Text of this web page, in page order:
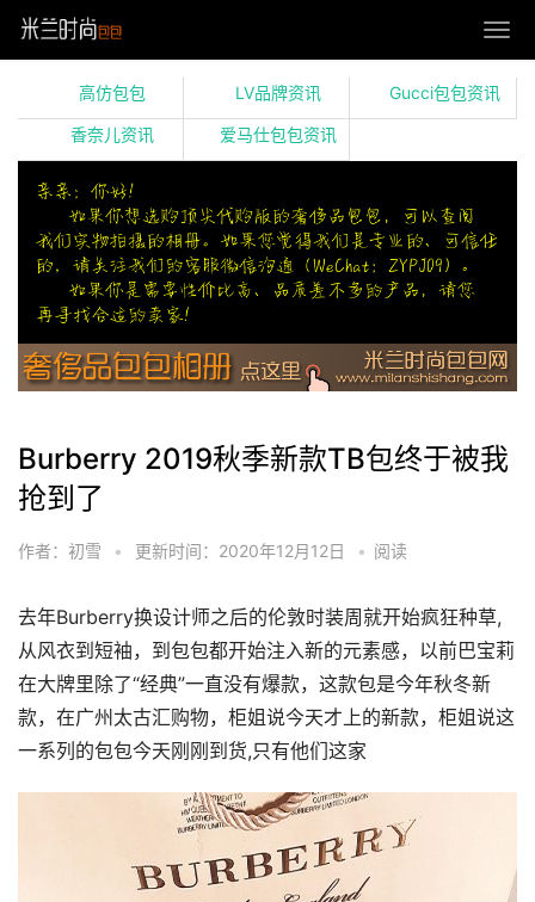
高仿包包 LV品牌资讯 Gucci包包资讯
香奈儿资讯 爱马仕包包资讯
Burberry 2019秋季新款TB包终于被我
抢到了
作者：初雪 • 更新时间：2020年12月12日 • 阅读
去年Burberry换设计师之后的伦敦时装周就开始疯狂种草,
从风衣到短袖，到包包都开始注入新的元素感，以前巴宝莉
在大牌里除了“经典”一直没有爆款，这款包是今年秋冬新
款，在广州太古汇购物，柜姐说今天才上的新款，柜姐说这
一系列的包包今天刚刚到货,只有他们这家